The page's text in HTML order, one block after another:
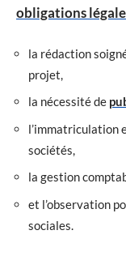
obligations
la rédaction
projet,
la nécessité de
l’immatriculation
sociétés,
la gestion
et l’observation
sociales.